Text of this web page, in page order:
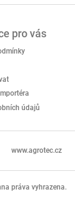
pro vás
údajů
www.agrotec.cz
práva vyhrazena.